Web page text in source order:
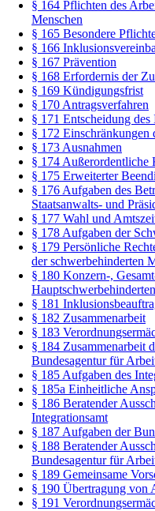
§ 164 Pflichten des
Menschen
§ 165 Besondere
§ 166
§ 167 Prävention
§ 168 Erfordernis der
§ 169 Kündigungsfrist
§ 170 Antragsverfahren
§ 171 Entscheidung des
§ 172 Einschränkungen
§ 173 Ausnahmen
§ 174 Außerordentliche
§ 175 Erweiterter
§ 176 Aufgaben des
Staatsanwalts- und
§ 177 Wahl und
§ 178 Aufgaben der
§ 179 Persönliche
der schwerbehinderten
§ 180 Konzern-,
§ 181
§ 182 Zusammenarbeit
§ 183
§ 184 Zusammenarbeit
Bundesagentur für
§ 185 Aufgaben des
§ 185a Einheitliche
§ 186 Beratender
Integrationsamt
§ 187 Aufgaben der
§ 188 Beratender
Bundesagentur für
§ 189 Gemeinsame
§ 190 Übertragung von
§ 191